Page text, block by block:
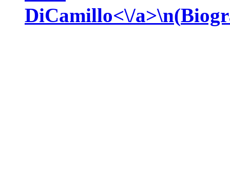
DiCamillo<\/a>\n(